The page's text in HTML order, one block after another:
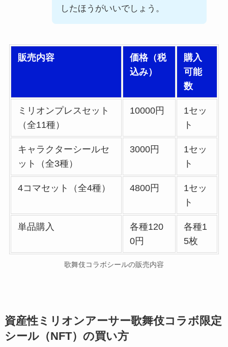
したほうがいいでしょう。
販売内容
価格（税
込み）
購入
可能
数
ミリオンプレスセット
（全11種）
10000円
1セッ
ト
キャラクターシールセ
ット（全3種）
3000円
1セッ
ト
4コマセット（全4種） 4800円
1セッ
ト
単品購入
各種120
0円
各種1
5枚
歌舞伎コラボシールの販売内容
資産性ミリオンアーサー歌舞伎コラボ限定
シール（NFT）の買い方